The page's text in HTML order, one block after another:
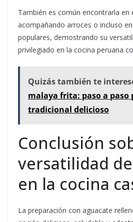
También es común encontrarla en
acompañando arroces o incluso
populares, demostrando su
privilegiado en la cocina peruana
Quizás también te
malaya frita: paso a
tradicional delicioso
Conclusión
versatilidad
en la cocina
La preparación con aguacate